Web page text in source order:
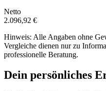
Netto
2.096,92 €
Hinweis: Alle Angaben ohne
Vergleiche dienen nur zu
professionelle Beratung.
Dein persönliches